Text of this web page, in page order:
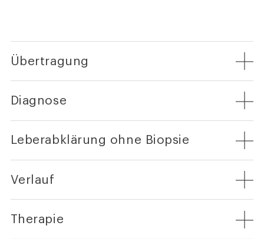
Übertragung
Diagnose
Leberabklärung ohne Biopsie
Verlauf
Therapie